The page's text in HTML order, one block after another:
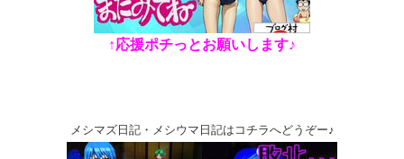
↑応援ポチっとお願いします♪
メシマズ日記・メシウマ日記はコチラへどうぞー♪